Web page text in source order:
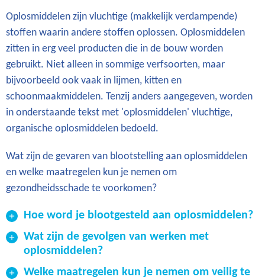
Oplosmiddelen zijn vluchtige (makkelijk verdampende)
stoffen waarin andere stoffen oplossen. Oplosmiddelen
zitten in erg veel producten die in de bouw worden
gebruikt. Niet alleen in sommige verfsoorten, maar
bijvoorbeeld ook vaak in lijmen, kitten en
schoonmaakmiddelen. Tenzij anders aangegeven, worden
in onderstaande tekst met 'oplosmiddelen' vluchtige,
organische oplosmiddelen bedoeld.
Wat zijn de gevaren van blootstelling aan oplosmiddelen
en welke maatregelen kun je nemen om
gezondheidsschade te voorkomen?
Hoe word je blootgesteld aan oplosmiddelen?
Wat zijn de gevolgen van werken met
oplosmiddelen?
Welke maatregelen kun je nemen om veilig te